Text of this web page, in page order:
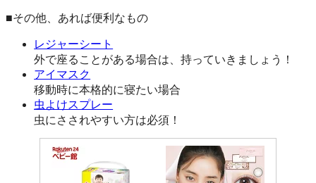
■その他、あれば便利なもの
レジャーシート
外で座ることがある場合は、持っていきましょう！
アイマスク
移動時に本格的に寝たい場合
虫よけスプレー
虫にさされやすい方は必須！